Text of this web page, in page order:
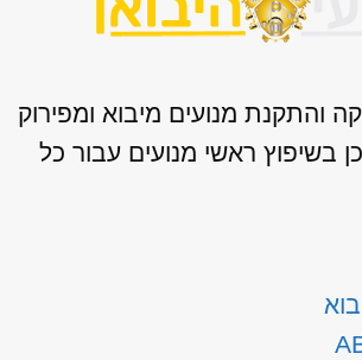
והתקנת מנועים מיבוא ומפירוק
בשיפוץ ראשי מנועים עבור כל